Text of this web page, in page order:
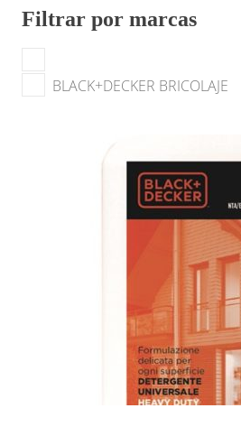
Filtrar por marcas
BLACK+DECKER BRICOLAJE